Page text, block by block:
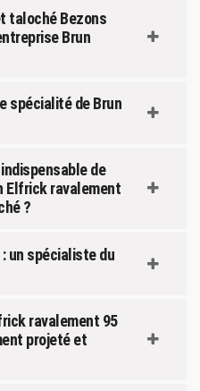
taloché Bezons
Brun
spécialité de Brun
de
Elfrick ravalement
?
un spécialiste du
ravalement 95
projeté et